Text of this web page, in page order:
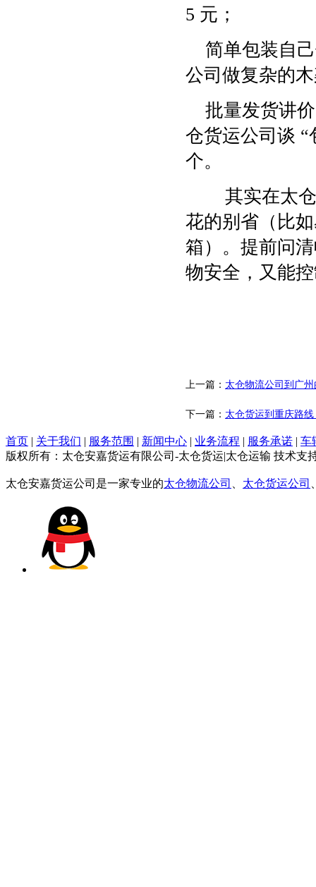
5 元；
简单包装自
公司做复杂的
批量发货讲
仓货运公司谈 “
个。
其实在太仓
花的别省（比
箱）。提前问
物安全，又能
上一篇： 太仓物流公司到广
下一篇： 太仓货运到重庆路
首页 | 关于我们 | 服务范围 | 新闻中心 | 业务流程 | 服务承诺 | 车
版权所有：太仓安嘉货运有限公司-太仓货运|太仓运输 技术支
太仓安嘉货运公司是一家专业的太仓物流公司 太仓货运公司